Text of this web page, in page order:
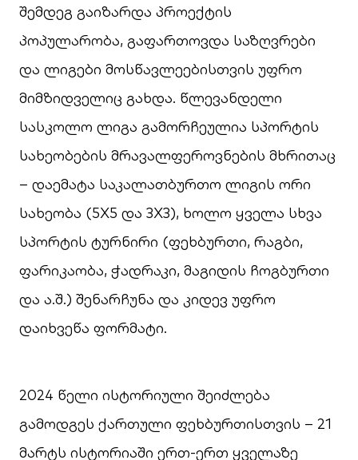
შემდეგ გაიზარდა პროექტის
პოპულარობა, გაფართოვდა საზღვრები
და ლიგები მოსწავლეებისთვის უფრო
მიმზიდველიც გახდა. წლევანდელი
სასკოლო ლიგა გამორჩეულია სპორტის
სახეობების მრავალფეროვნების მხრითაც
– დაემატა საკალათბურთო ლიგის ორი
სახეობა (5X5 და 3X3), ხოლო ყველა სხვა
სპორტის ტურნირი (ფეხბურთი, რაგბი,
ფარიკაობა, ჭადრაკი, მაგიდის ჩოგბურთი
და ა.შ.) შენარჩუნა და კიდევ უფრო
დაიხვეწა ფორმატი.
2024 წელი ისტორიული შეიძლება
გამოდგეს ქართული ფეხბურთისთვის – 21
მარტს ისტორიაში ერთ-ერთ ყველაზე